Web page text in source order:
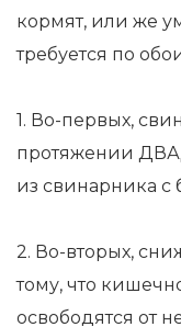
кормят, или же
требуется по
1. Во-первых,
протяжении
из свинарника с
2. Во-вторых,
тому, что
освободятся от